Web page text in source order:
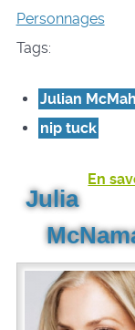
Personnages
Tags:
Julian
nip tuck
En
Julia